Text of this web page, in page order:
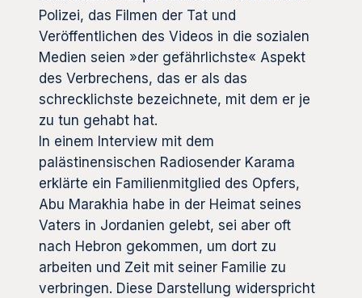
Polizei, das Filmen der Tat und
Veröffentlichen des Videos in die sozialen
Medien seien »der gefährlichste« Aspekt
des Verbrechens, das er als das
schrecklichste bezeichnete, mit dem er je
zu tun gehabt hat.
In einem Interview mit dem
palästinensischen Radiosender Karama
erklärte ein Familienmitglied des Opfers,
Abu Marakhia habe in der Heimat seines
Vaters in Jordanien gelebt, sei aber oft
nach Hebron gekommen, um dort zu
arbeiten und Zeit mit seiner Familie zu
verbringen. Diese Darstellung widerspricht